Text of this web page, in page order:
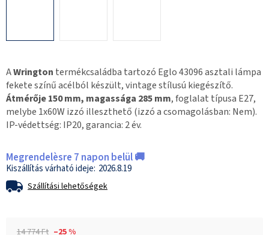
AWrington termékcsaládba tartozó Eglo 43096 asztali lámpa
fekete színű acélból készült, vintage stílusú kiegészítő.
Átmérője 150 mm, magassága 285 mm, foglalat típusa E27,
melybe 1x60W izzó illeszthető (izzó a csomagolásban: Nem).
IP-védettség: IP20, garancia: 2 év.
Megrendelèsre 7 napon belül 🚚
2026.8.19
Szállítási lehetőségek
14 774 Ft –25 %